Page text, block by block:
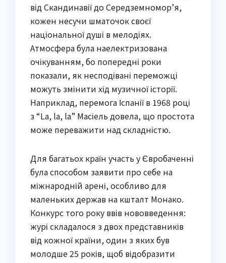
від Скандинавії до Середземномор’я,
кожен несучи шматочок своєї
національної душі в мелодіях.
Атмосфера була наелектризована
очікуванням, бо попередні роки
показали, як несподівані переможці
можуть змінити хід музичної історії.
Наприклад, перемога Іспанії в 1968 році
з “La, la, la” Масіель довела, що простота
може переважити над складністю.
Для багатьох країн участь у Євробаченні
була способом заявити про себе на
міжнародній арені, особливо для
маленьких держав на кшталт Монако.
Конкурс того року ввів нововведення:
журі складалося з двох представників
від кожної країни, один з яких був
молодше 25 років, щоб відобразити